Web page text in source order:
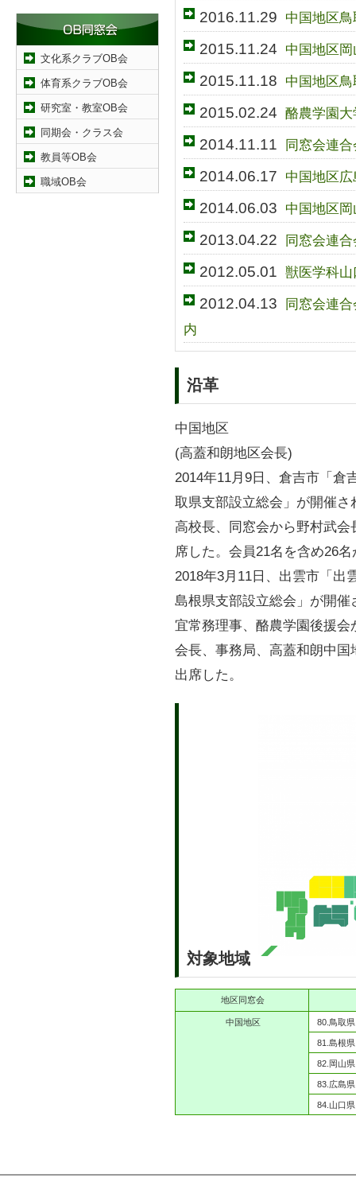
文化系クラブOB会
体育系クラブOB会
研究室・教室OB会
同期会・クラス会
教員等OB会
職域OB会
2016.11.29 中国地区
2015.11.24 中国地区
2015.11.18 中国地区
2015.02.24 酪農学園
2014.11.11 同窓会連
2014.06.17 中国地区
2014.06.03 中国地区
2013.04.22 同窓会連
2012.05.01 獣医学科
2012.04.13
同窓会連
内
沿革
中国地区
(高蓋和朗地区会長)
2014年11月9日、倉吉市「倉
取県支部設立総会」が開催
高校長、同窓会から野村武
席した。会員21名を含め26
2018年3月11日、出雲市「出
島根県支部設立総会」が開
宜常務理事、酪農学園後援
会長、事務局、高蓋和朗中
出席した。
対象地域
地区同窓会
中国地区 80.鳥取県
81.島根県
82.岡山県
83.広島県
84.山口県